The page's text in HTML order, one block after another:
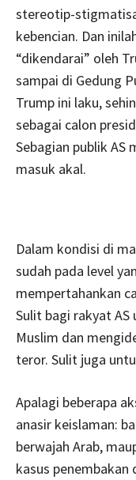
stereotip-
kebencian. Dan
“dikendarai” oleh
sampai di Gedung
Trump ini laku,
sebagai calon
Sebagian publik AS
masuk akal.
Dalam kondisi di
sudah pada level
mempertahankan
Sulit bagi rakyat
Muslim dan
teror. Sulit juga
Apalagi beberapa
anasir keislaman:
berwajah Arab,
kasus penembakan